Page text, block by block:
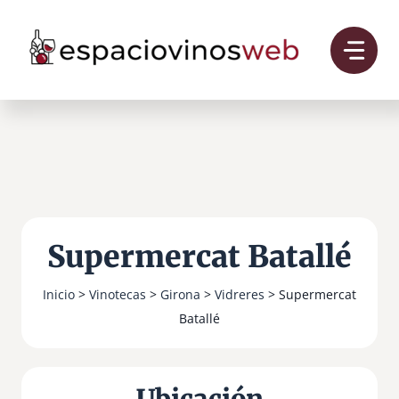
contenido
Supermercat Batallé
Inicio > Vinotecas > Girona > Vidreres > Supermercat
Batallé